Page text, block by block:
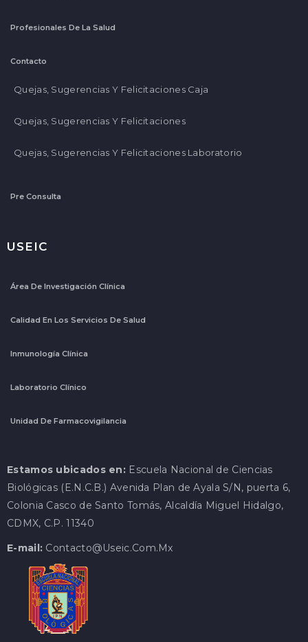
Profesionales De La Salud
Contacto
Quejas, Sugerencias Y Felicitaciones Caja
Quejas, Sugerencias Y Felicitaciones
Quejas, Sugerencias Y Felicitaciones Laboratorio
Pre Consulta
USEIC
Área De Investigación Clínica
Calidad En Los Servicios De Salud
Inmunología Clínica
Laboratorio Clínico
Unidad De Farmacovigilancia
Estamos ubicados en: Escuela Nacional de Ciencias
Biológicas (E.N.C.B.) Avenida Plan de Ayala S/N, puerta 6,
Colonia Casco de Santo Tomás, Alcaldía Miguel Hidalgo,
CDMX, C.P. 11340
E-mail: Contacto@useic.com.mx